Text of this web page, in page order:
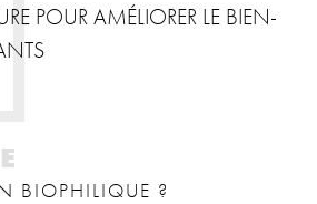
POUR AMÉLIORER LE BIEN-
BIOPHILIQUE ?